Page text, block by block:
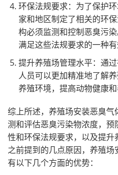
环保法规要求：为了保护
家和地区制定了相关的环
构必须监测和控制恶臭污
满足这些法规要求的一种有
提升养殖场管理水平：通
人员可以更加精准地了解
养殖环境，提高动物健康和
综上所述，养殖场安装恶臭
测和评估恶臭污染物浓度，
性和环保法规要求，以及提
之前提到的几点原因，养殖
有以下几个方面的优势：